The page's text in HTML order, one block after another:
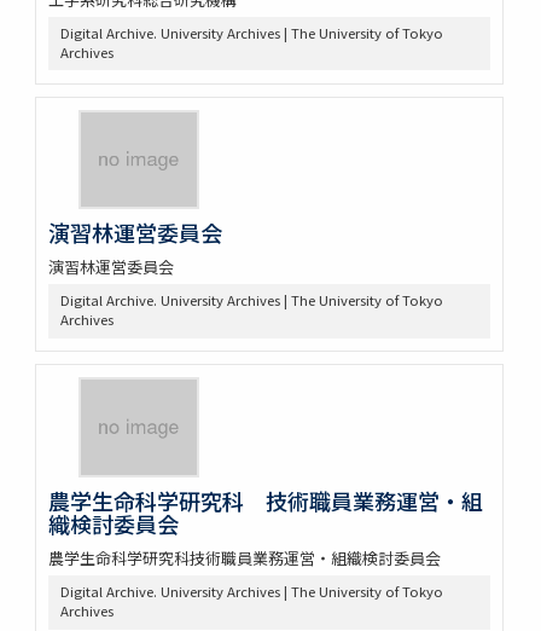
Digital Archive. University Archives | The University of Tokyo
Archives
演習林運営委員会
演習林運営委員会
Digital Archive. University Archives | The University of Tokyo
Archives
農学生命科学研究科 技術職員業務運営・組
織検討委員会
農学生命科学研究科技術職員業務運営・組織検討委員会
Digital Archive. University Archives | The University of Tokyo
Archives